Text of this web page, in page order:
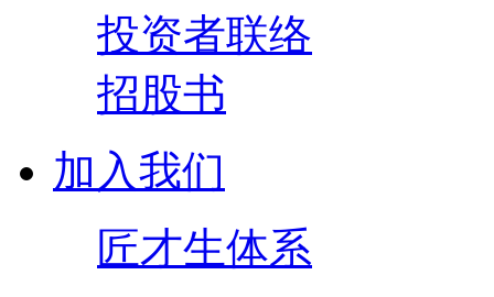
投资者联络
招股书
加入我们
匠才生体系